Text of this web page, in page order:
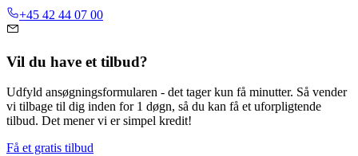
+45 42 44 07 00
Vil du have et tilbud?
Udfyld ansøgningsformularen - det tager kun få minutter. Så vender
vi tilbage til dig inden for 1 døgn, så du kan få et uforpligtende
tilbud. Det mener vi er simpel kredit!
Få et gratis tilbud